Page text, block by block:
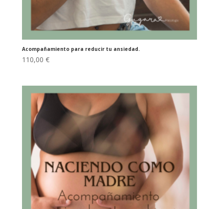
Acompañamiento para reducir tu ansiedad.
110,00 €